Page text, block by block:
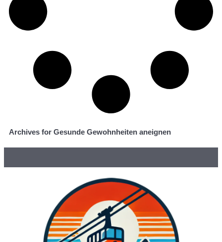
Archives for Gesunde Gewohnheiten aneignen